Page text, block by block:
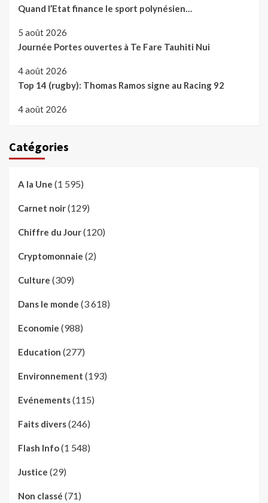
Quand l’Etat finance le sport polynésien…
5 août 2026
Journée Portes ouvertes à Te Fare Tauhiti Nui
4 août 2026
Top 14 (rugby): Thomas Ramos signe au Racing 92
4 août 2026
Catégories
A la Une (1 595)
Carnet noir(129)
Chiffre du Jour(120)
Cryptomonnaie (2)
Culture (309)
Dans le monde (3 618)
Economie (988)
Education (277)
Environnement (193)
Evénements(115)
Faits divers(246)
Flash Info(1 548)
Justice (29)
Non classé (71)